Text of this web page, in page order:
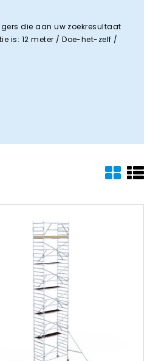
die aan uw zoekresultaat
is: 12 meter / Doe-het-zelf /